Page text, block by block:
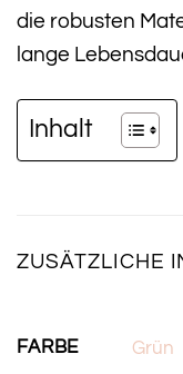
die robusten
lange
Inhalt
ZUSÄTZLICHE
FARBE Grün